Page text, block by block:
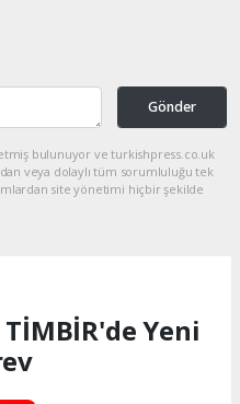
Gönder
bulunuyor ve turkishpress.co.uk
veya dolaylı tüm sorumluluğu tek
site yönetimi hiçbir şekilde
Yeni